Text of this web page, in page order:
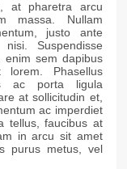
at pharetra arcu
massa. Nullam
justo ante
Suspendisse
enim sem dapibus
Phasellus
ac porta ligula
at sollicitudin et,
ac imperdiet
tellus, faucibus at
in arcu sit amet
purus metus, vel